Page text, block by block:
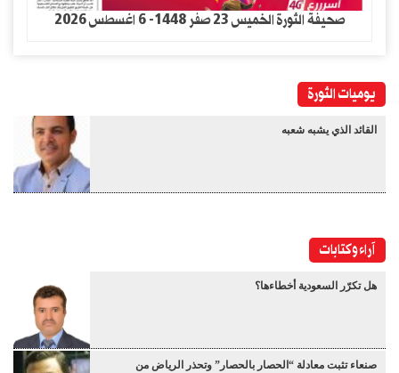
صحيفة الثورة الخميس 23 صفر 1448- 6 اغسطس 2026
يوميات الثورة
القائد الذي يشبه شعبه
آراء وكتابات
هل تكرّر السعودية أخطاءها؟
صنعاء تثبت معادلة “الحصار بالحصار” وتحذر الرياض من